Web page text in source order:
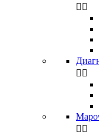
 
 
 